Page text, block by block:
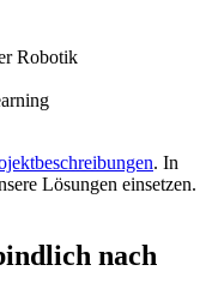
Robotik
. In
Lösungen einsetzen.
nach